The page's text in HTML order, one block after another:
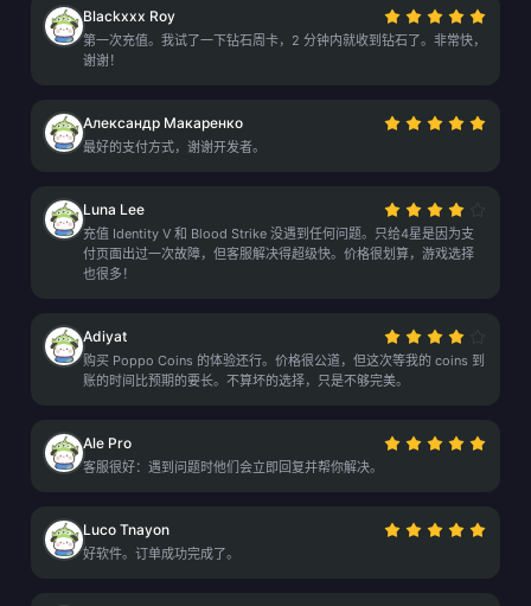
Blackxxx Roy
第一次充值。我试了一下钻石周卡，2 分钟内就收到钻石了。非常快，
谢谢！
Александр Макаренко
最好的支付方式，谢谢开发者。
Luna Lee
充值 Identity V 和 Blood Strike 没遇到任何问题。只给4星是因为支
付页面出过一次故障，但客服解决得超级快。价格很划算，游戏选择
也很多！
Adiyat
购买 Poppo Coins 的体验还行。价格很公道，但这次等我的 coins 到
账的时间比预期的要长。不算坏的选择，只是不够完美。
Ale Pro
客服很好：遇到问题时他们会立即回复并帮你解决。
Luco Tnayon
好软件。订单成功完成了。